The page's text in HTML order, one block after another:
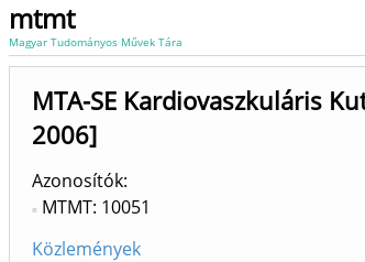
mtmt
Magyar Tudományos Művek Tára
MTA-SE Kardiovaszkuláris
2006]
Azonosítók
MTMT: 10051
Közlemények